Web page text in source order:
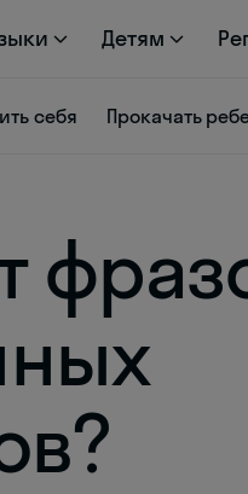
Детям
себя Прокачать